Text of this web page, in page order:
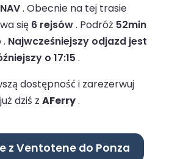
. Obecnie na tej trasie
się 6 rejsów. Podróż 52min
Najwcześniejszy odjazd jest
o 17:15 .
dostępność i zarezerwuj
dziś z AFerry.
z Ventotene do Ponza